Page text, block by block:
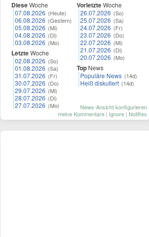
DieseWoche
07.08.2026 (Heute)
06.08.2026 (Gestern)
05.08.2026 (Mi)
04.08.2026 (Di)
03.08.2026 (Mo)
LetzteWoche
02.08.2026 (So)
01.08.2026 (Sa)
31.07.2026 (Fr)
30.07.2026 (Do)
29.07.2026 (Mi)
28.07.2026 (Di)
27.07.2026 (Mo)
VorletzteWoche
26.07.2026 (So)
25.07.2026 (Sa)
24.07.2026 (Fr)
23.07.2026 (Do)
22.07.2026 (Mi)
21.07.2026 (Di)
20.07.2026 (Mo)
Top News
Populäre News (14d)
Heiß diskutiert (14d)
News-Ansicht konfigurieren
meine Kommentare | Ignore | Notifies